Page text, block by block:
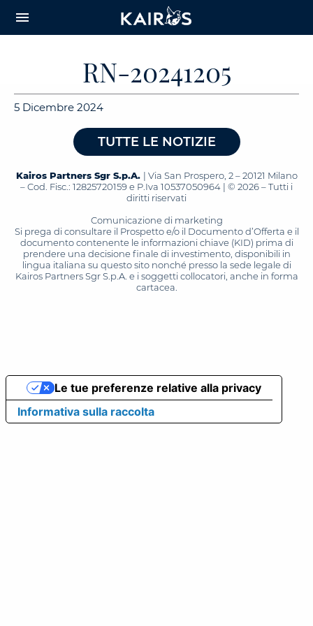
CONTENT
menu
RN-20241205
5 Dicembre 2024
TUTTE LE NOTIZIE
Kairos Partners Sgr S.p.A. | Via San Prospero, 2 – 20121 Milano
– Cod. Fisc.: 12825720159 e P.Iva 10537050964 | © 2026 – Tutti i
diritti riservati
Comunicazione di marketing
Si prega di consultare il Prospetto e/o il Documento d’Offerta e il
documento contenente le informazioni chiave (KID) prima di
prendere una decisione finale di investimento, disponibili in
lingua italiana su questo sito nonché presso la sede legale di
Kairos Partners Sgr S.p.A. e i soggetti collocatori, anche in forma
cartacea.
Informativa sulla raccolta
Le tue preferenze relative alla privacy